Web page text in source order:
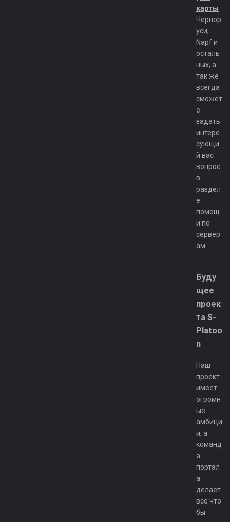
карты
Чернор
уси,
Napf и
осталь
ных, а
так же
всегда
сможет
е
задать
интере
сующи
й вас
вопрос
в
раздел
е
помощ
и по
сервер
ам.
Буду
щее
проек
та S-
Platoo
n
Наш
проект
имеет
огромн
ые
амбици
и, а
команд
а
портал
а
делает
всё что
бы